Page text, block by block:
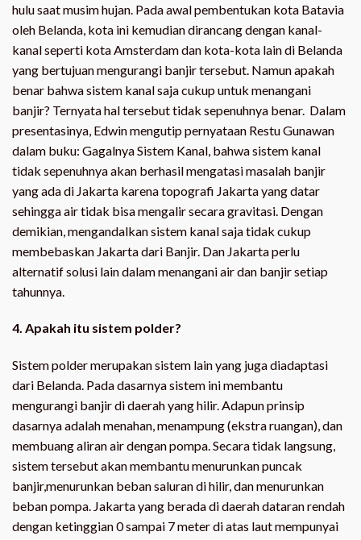
hulu saat musim hujan. Pada awal pembentukan kota Batavia
oleh Belanda, kota ini kemudian dirancang dengan kanal-
kanal seperti kota Amsterdam dan kota-kota lain di Belanda
yang bertujuan mengurangi banjir tersebut. Namun apakah
benar bahwa sistem kanal saja cukup untuk menangani
banjir? Ternyata hal tersebut tidak sepenuhnya benar. Dalam
presentasinya, Edwin mengutip pernyataan Restu Gunawan
dalam buku: Gagalnya Sistem Kanal, bahwa sistem kanal
tidak sepenuhnya akan berhasil mengatasi masalah banjir
yang ada di Jakarta karena topografi Jakarta yang datar
sehingga air tidak bisa mengalir secara gravitasi. Dengan
demikian, mengandalkan sistem kanal saja tidak cukup
membebaskan Jakarta dari Banjir. Dan Jakarta perlu
alternatif solusi lain dalam menangani air dan banjir setiap
tahunnya.
4. Apakah itu sistem polder?
Sistem polder merupakan sistem lain yang juga diadaptasi
dari Belanda. Pada dasarnya sistem ini membantu
mengurangi banjir di daerah yang hilir. Adapun prinsip
dasarnya adalah menahan, menampung (ekstra ruangan), dan
membuang aliran air dengan pompa. Secara tidak langsung,
sistem tersebut akan membantu menurunkan puncak
banjir,menurunkan beban saluran di hilir, dan menurunkan
beban pompa. Jakarta yang berada di daerah dataran rendah
dengan ketinggian 0 sampai 7 meter di atas laut mempunyai